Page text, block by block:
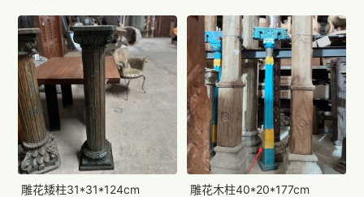
雕花矮柱31*31*124cm
雕花木柱40*20*177cm